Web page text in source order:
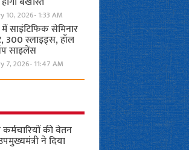
10, 2026- 1:33 AM
में साइंटिफिक सेमिनार
300 स्लाइड्स, हॉल
साइलेंस
7, 2026- 11:47 AM
की वेतन
ने दिया